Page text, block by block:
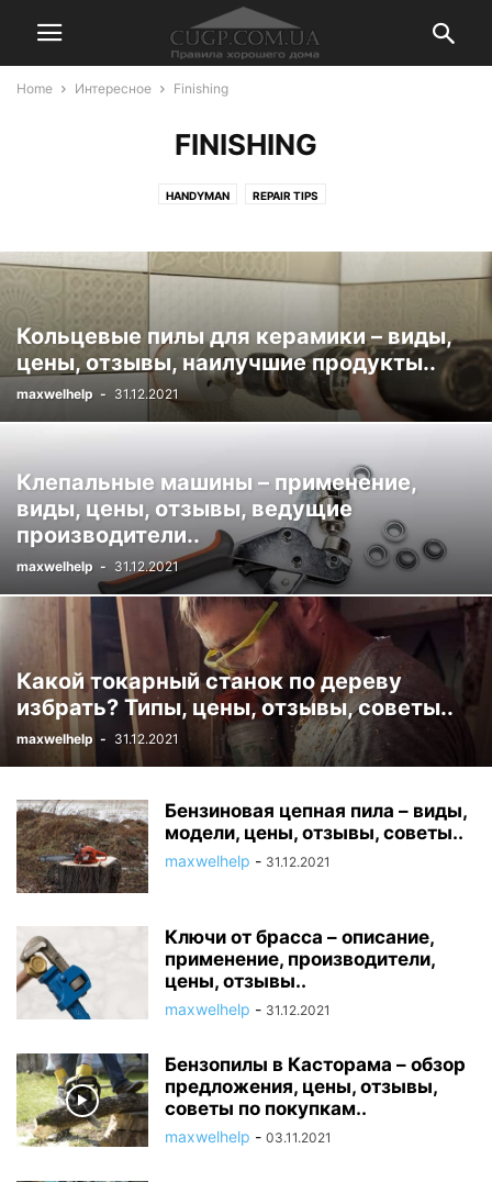
Home Интересное Finishing
FINISHING
HANDYMAN REPAIR TIPS
Кольцевые пилы для керамики – виды,
цены, отзывы, наилучшие продукты..
maxwelhelp - 31.12.2021
Клепальные машины – применение,
виды, цены, отзывы, ведущие
производители..
maxwelhelp - 31.12.2021
Какой токарный станок по дереву
избрать? Типы, цены, отзывы, советы..
maxwelhelp - 31.12.2021
Бензиновая цепная пила – виды,
модели, цены, отзывы, советы..
maxwelhelp - 31.12.2021
Ключи от брасса – описание,
применение, производители,
цены, отзывы..
maxwelhelp - 31.12.2021
Бензопилы в Касторама – обзор
предложения, цены, отзывы,
советы по покупкам..
maxwelhelp - 03.11.2021